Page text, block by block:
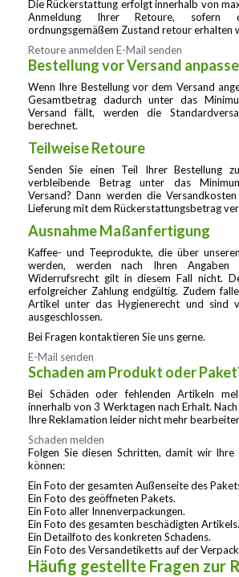
Die Rückerstattung erfolgt innerhalb von
Anmeldung Ihrer Retoure,
ordnungsgemäßem Zustand retour erhalten
Retoure anmelden E-Mail senden
Bestellung vor Versand
Wenn Ihre Bestellung vor dem Versand
Gesamtbetrag dadurch unter das
Versand fällt, werden die
berechnet.
Teilweise Retoure
Senden Sie einen Teil Ihrer Bestellung
verbleibende Betrag unter das
Versand? Dann werden die
Lieferung mit dem Rückerstattungsbetrag
Ausnahme Maßanfertigung
Kaffee- und Teeprodukte, die über
werden, werden nach Ihren Angaben
Widerrufsrecht gilt in diesem Fall nicht.
erfolgreicher Zahlung endgültig. Zudem
Artikel unter das Hygienerecht und sind
ausgeschlossen.
Bei Fragen kontaktieren Sie uns gerne.
E-Mail senden
Schaden am Produkt oder
Bei Schäden oder fehlenden Artikeln
innerhalb von 3 Werktagen nach Erhalt.
Ihre Reklamation leider nicht mehr
Schaden melden
Folgen Sie diesen Schritten, damit wir Ihre
können:
Ein Foto der gesamten Außenseite des
Ein Foto des geöffneten Pakets.
Ein Foto aller Innenverpackungen.
Ein Foto des gesamten beschädigten Artikels.
Ein Detailfoto des konkreten Schadens.
Ein Foto des Versandetiketts auf der
Häufig gestellte Fragen zur